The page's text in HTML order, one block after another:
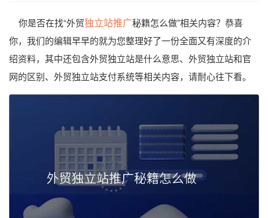
你是否在找“外贸独立站推广秘籍怎么做”相关内容？恭喜
你，我们的编辑早早的就为您整理好了一份全面又有深度的介
绍资料，其中还包含外贸独立站是什么意思、外贸独立站和官
网的区别、外贸独立站支付系统等相关内容，请耐心往下看。